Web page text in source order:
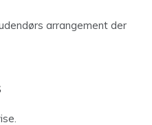
arrangement der